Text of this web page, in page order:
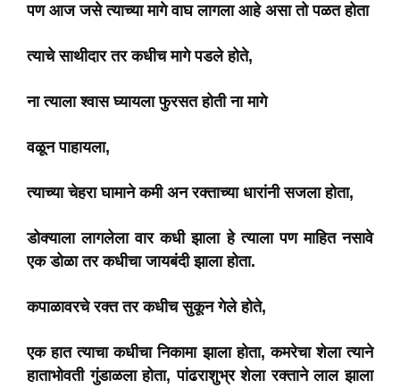
पण आज जसे त्याच्या मागे वाघ लागला आहे असा तो पळत होता
त्याचे साथीदार तर कधीच मागे पडले होते,
ना त्याला श्वास घ्यायला फुरसत होती ना मागे
वळून पाहायला,
त्याच्या चेहरा घामाने कमी अन रक्ताच्या धारांनी सजला होता,
डोक्याला लागलेला वार कधी झाला हे त्याला पण माहित नसावे
एक डोळा तर कधीचा जायबंदी झाला होता.
कपाळावरचे रक्त तर कधीच सुकून गेले होते,
एक हात त्याचा कधीचा निकामा झाला होता, कमरेचा शेला त्याने
हाताभोवती गुंडाळला होता, पांढराशुभ्र शेला रक्ताने लाल झाला